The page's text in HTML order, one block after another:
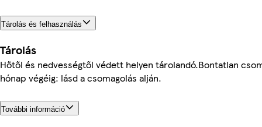
Tárolás és felhasználás
Tárolás
Hőtől és nedvességtől védett helyen tárolandó.Bontatlan
hónap végéig: lásd a csomagolás alján.
További információ